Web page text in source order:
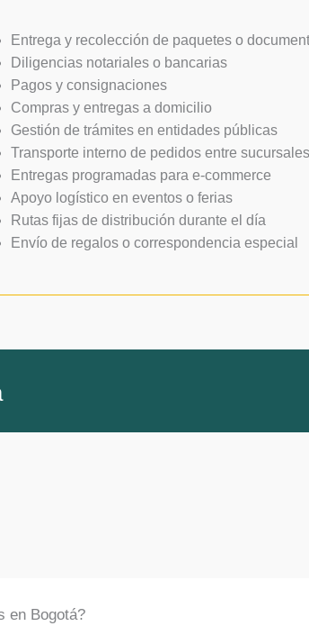
Entrega y recolección de paquetes o
Diligencias notariales o bancarias
Pagos y consignaciones
Compras y entregas a domicilio
Gestión de trámites en entidades públicas
Transporte interno de pedidos entre sucursales
Entregas programadas para e-commerce
Apoyo logístico en eventos o ferias
Rutas fijas de distribución durante el día
Envío de regalos o correspondencia especial
en Bogotá?